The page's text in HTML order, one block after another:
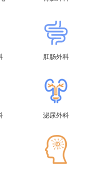
肛肠外科
泌尿外科